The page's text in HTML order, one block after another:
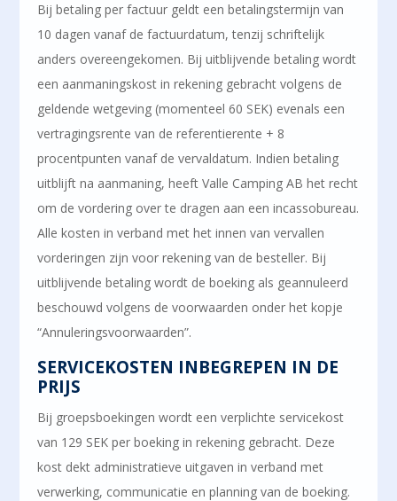
Bij betaling per factuur geldt een betalingstermijn van
10 dagen vanaf de factuurdatum, tenzij schriftelijk
anders overeengekomen. Bij uitblijvende betaling wordt
een aanmaningskost in rekening gebracht volgens de
geldende wetgeving (momenteel 60 SEK) evenals een
vertragingsrente van de referentierente + 8
procentpunten vanaf de vervaldatum. Indien betaling
uitblijft na aanmaning, heeft Valle Camping AB het recht
om de vordering over te dragen aan een incassobureau.
Alle kosten in verband met het innen van vervallen
vorderingen zijn voor rekening van de besteller. Bij
uitblijvende betaling wordt de boeking als geannuleerd
beschouwd volgens de voorwaarden onder het kopje
“Annuleringsvoorwaarden”.
SERVICEKOSTEN INBEGREPEN IN DE
PRIJS
Bij groepsboekingen wordt een verplichte servicekost
van 129 SEK per boeking in rekening gebracht. Deze
kost dekt administratieve uitgaven in verband met
verwerking, communicatie en planning van de boeking.